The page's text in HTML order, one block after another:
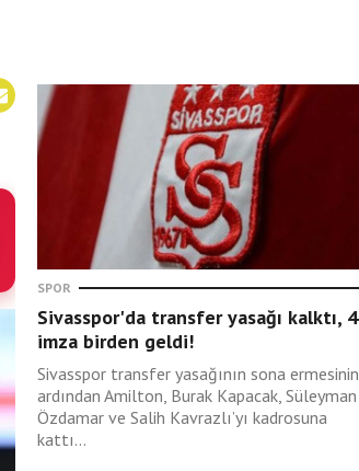
SPOR
Sivasspor'da transfer yasağı kalktı, 4
imza birden geldi!
Sivasspor transfer yasağının sona ermesinin
ardından Amilton, Burak Kapacak, Süleyman
Özdamar ve Salih Kavrazlı’yı kadrosuna
kattı...